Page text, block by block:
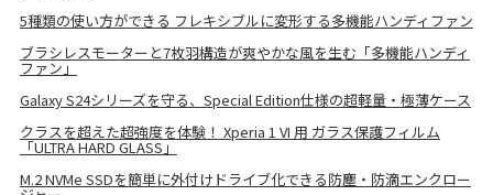
5種類の使い方ができる フレキシブルに変形する多機能ハンディファン
ブラシレスモーターと7枚羽構造が爽やかな風を生む「多機能ハンディ
ファン」
Galaxy S24シリーズを守る、Special Edition仕様の超軽量・極薄ケース
クラスを超えた超強度を体験！ Xperia 1 VI 用 ガラス保護フィルム
「ULTRA HARD GLASS」
M.2 NVMe SSDを簡単に外付けドライブ化できる防塵・防滴エンクロー